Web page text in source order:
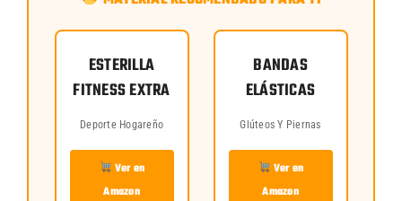
ESTERILLA
FITNESS EXTRA
Deporte Hogareño
Ver en
Amazon
BANDAS
ELÁSTICAS
Glúteos Y Piernas
Ver en
Amazon